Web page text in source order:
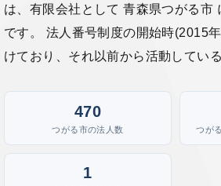
は、有限会社として 青森県つがる市
です。 法人番号制度の開始時(2015
けており、それ以前から活動してい
470
つがる市の法人数 つが
1